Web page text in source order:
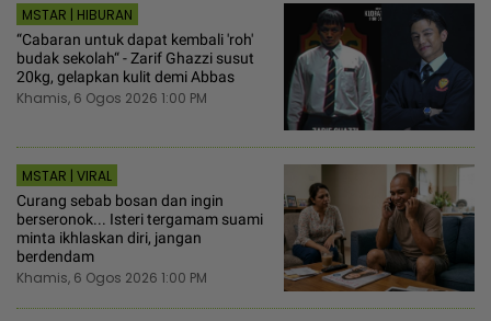
MSTAR | HIBURAN
“Cabaran untuk dapat kembali 'roh'
budak sekolah“ - Zarif Ghazzi susut
20kg, gelapkan kulit demi Abbas
Khamis, 6 Ogos 2026 1:00 PM
MSTAR | VIRAL
Curang sebab bosan dan ingin
berseronok... Isteri tergamam suami
minta ikhlaskan diri, jangan
berdendam
Khamis, 6 Ogos 2026 1:00 PM